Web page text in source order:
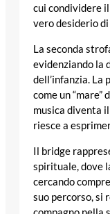
cui condividere
vero desiderio
La seconda
evidenziando la
dell’infanzia. La
come un
musica diventa
riesce a
Il bridge
spirituale, dove
cercando
suo percorso, si